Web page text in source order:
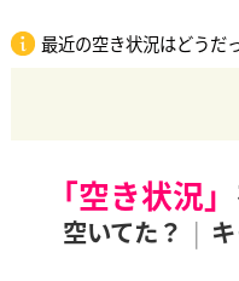
最近の空き状況はどうだ
「空き状況」
空いてた？ |